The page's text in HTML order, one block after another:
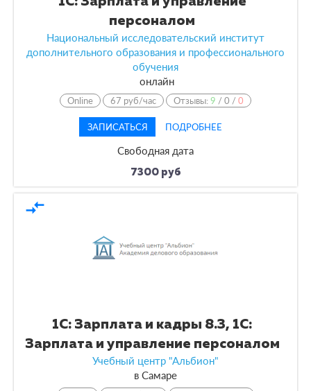
персоналом
Национальный исследовательский институт
дополнительного образования и профессионального
обучения
онлайн
Online 67 руб/час Отзывы:9 /0 /0
ЗАПИСАТЬСЯ ПОДРОБНЕЕ
Свободная дата
7300 руб
compare_arrows
1С: Зарплата и кадры 8.3, 1С:
Зарплата и управление персоналом
Учебный центр "Альбион"
в Самаре